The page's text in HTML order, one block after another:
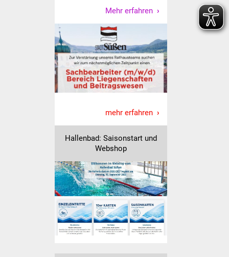
Migration und Integration
Ukraine-Hilfe
Wohnen
Baugrundstücke
Wirtschaft
Haushalt & Infos
Wirtschaftsförderung
Gewerbeimmobilien
Mehr erfahren
mehr erfahren
Hallenbad: Saisonstart und
Webshop